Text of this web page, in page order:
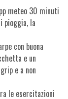
meteo 30 minuti
pioggia, la
con buona
e un
e a non
le esercitazioni